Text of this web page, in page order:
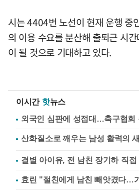
시는 4404번 노선이 현재 운행 중
의 이용 수요를 분산해 출퇴근 시
이 될 것으로 기대하고 있다.
이시간 핫뉴스
외국인 심판에 성접대…축구협회
결별 아이유, 전 남친 장기하 직접
효린 "절친에게 남친 빼앗겼다…